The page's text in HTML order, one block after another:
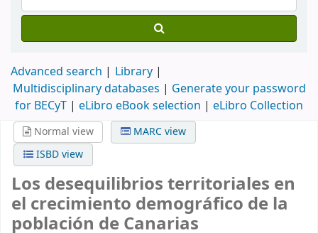
Advanced search
Library
Multidisciplinary databases | Generate your password
for BECyT | eLibro eBook selection | eLibro Collection
Normal view
MARC view
ISBD view
Los desequilibrios territoriales en
el crecimiento demográfico de la
población de Canarias